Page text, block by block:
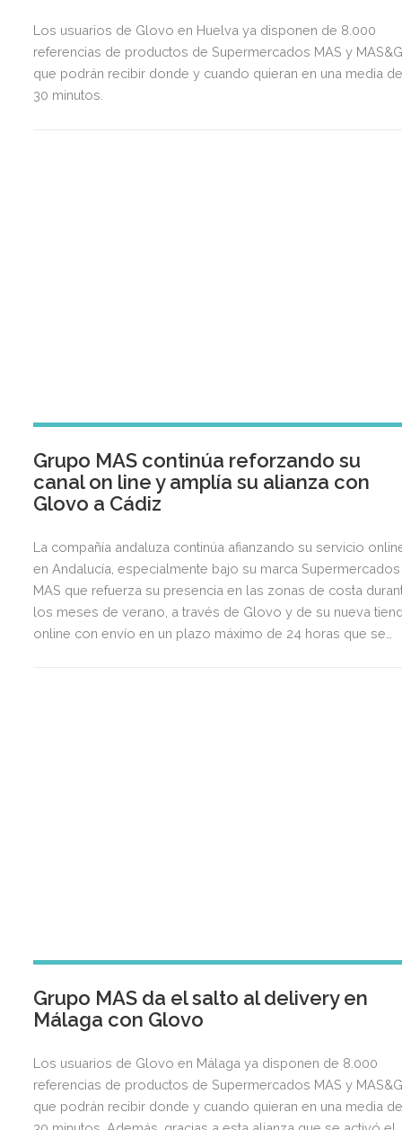
Los usuarios de Glovo en Huelva ya disponen de 8.000
referencias de productos de Supermercados MAS y
que podrán recibir donde y cuando quieran en una media
30 minutos.
Grupo MAS continúa reforzando su
canal on line y amplía su alianza con
Glovo a Cádiz
La compañía andaluza continúa afianzando su servicio
en Andalucía, especialmente bajo su marca Supermercados
MAS que refuerza su presencia en las zonas de costa
los meses de verano, a través de Glovo y de su nueva
online con envío en un plazo máximo de 24 horas que se
Grupo MAS da el salto al delivery en
Málaga con Glovo
Los usuarios de Glovo en Málaga ya disponen de 8.000
referencias de productos de Supermercados MAS y
que podrán recibir donde y cuando quieran en una media